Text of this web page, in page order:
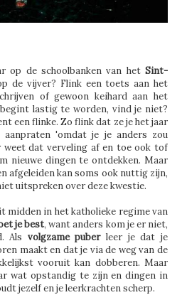
op de schoolbanken van het Sint-
de vijver? Flink een toets aan het
of gewoon keihard aan het
begint lastig te worden, vind je niet?
een flinke. Zo flink dat ze je het jaar
'omdat je je anders zou
weet dat verveling af en toe ook tof
nieuwe dingen te ontdekken. Maar
afgeleiden kan soms ook nuttig zijn,
uitspreken over deze kwestie.
midden in het katholieke regime van
je best, want anders kom je er niet,
Als volgzame puberleer je dat je
maakt en dat je via de weg van de
vooruit kan dobberen. Maar
wat opstandig te zijn en dingen in
jezelf en je leerkrachten scherp.